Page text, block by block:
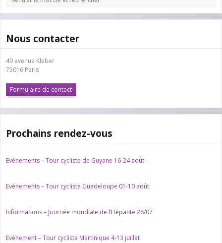
Nous contacter
40 avenue Kleber
75016 Paris
Formulaire de contact
Prochains rendez-vous
Evénements – Tour cycliste de Guyane 16-24 août
Evénements – Tour cycliste Guadeloupe 01-10 août
Informations – Journée mondiale de l’Hépatite 28/07
Evénement – Tour cycliste Martinique 4-13 juillet